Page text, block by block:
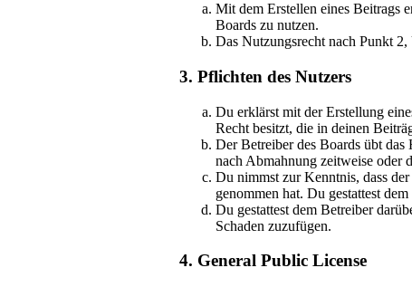
Mit dem Erstellen eines Beitrags
Boards zu nutzen.
Das Nutzungsrecht nach Punkt
3. Pflichten des Nutzers
Du erklärst mit der Erstellung
Recht besitzt, die in deinen
Der Betreiber des Boards übt
nach Abmahnung zeitweise oder
Du nimmst zur Kenntnis, dass
genommen hat. Du gestattest
Du gestattest dem Betreiber
Schaden zuzufügen.
4. General Public License